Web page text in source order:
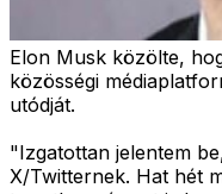
Elon Musk közölte,
közösségi
utódját.
"Izgatottan jelentem
X/Twitternek. Hat hét